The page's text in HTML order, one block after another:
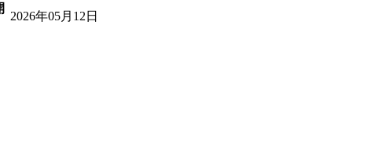
2026年05月12日